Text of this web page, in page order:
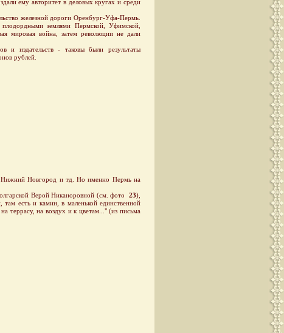
ему авторитет в деловых кругах и среди
железной дороги Оренбург-Уфа-Пермь.
землями Пермской, Уфимской,
мировая война, затем революции не дали
издательств - таковы были результаты
рублей.
Нижний Новгород и тд. Но именно Пермь на
Верой Никаноровной (см. фото 23),
есть и камин, в маленькой единственной
террасу, на воздух и к цветам..." (из письма